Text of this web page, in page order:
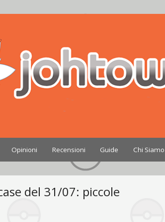
Opinioni Recensioni Guide Chi Siamo
del 31/07: piccole